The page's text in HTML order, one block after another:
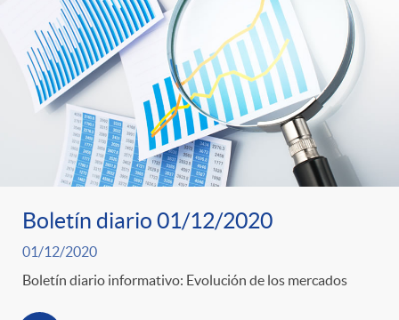
Boletín diario 01/12/2020
01/12/2020
Boletín diario informativo: Evolución de los mercados